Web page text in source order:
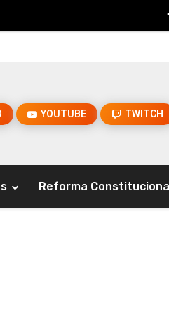
YOUTUBE TWITCH
Reforma Constitucional